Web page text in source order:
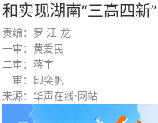
和实现湖南“三高四新
责编：罗 江 龙
一审：黄爱民
二审：蒋宇
三审：印奕帆
来源：华声在线·网站